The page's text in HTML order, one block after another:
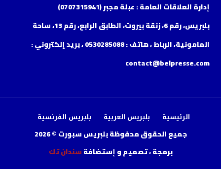
إدارة العلاقات العامة : عبلة مجبر (0707315941)
بلبريس، رقم 6، زنقة بيروت، الطابق الرابع، رقم 13، ساحة
المامونية، الرباط ، هاتف : 0530285088 ، بريد إلكتروني :
contact@belpresse.com
الرئيسية بلبريس العربية بلبريس الفرنسية
جميع الحقوق محفوظة بلبريس سبورت © 2026
برمجة ، تصميم و إستضافةسندان تك